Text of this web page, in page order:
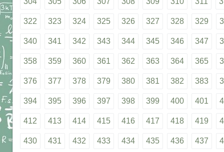
322 323 324 325 326 327 328 329
340 341 342 343 344 345 346 347
358 359 360 361 362 363 364 365
376 377 378 379 380 381 382 383
394 395 396 397 398 399 400 401
412 413 414 415 416 417 418 419
430 431 432 433 434 435 436 437